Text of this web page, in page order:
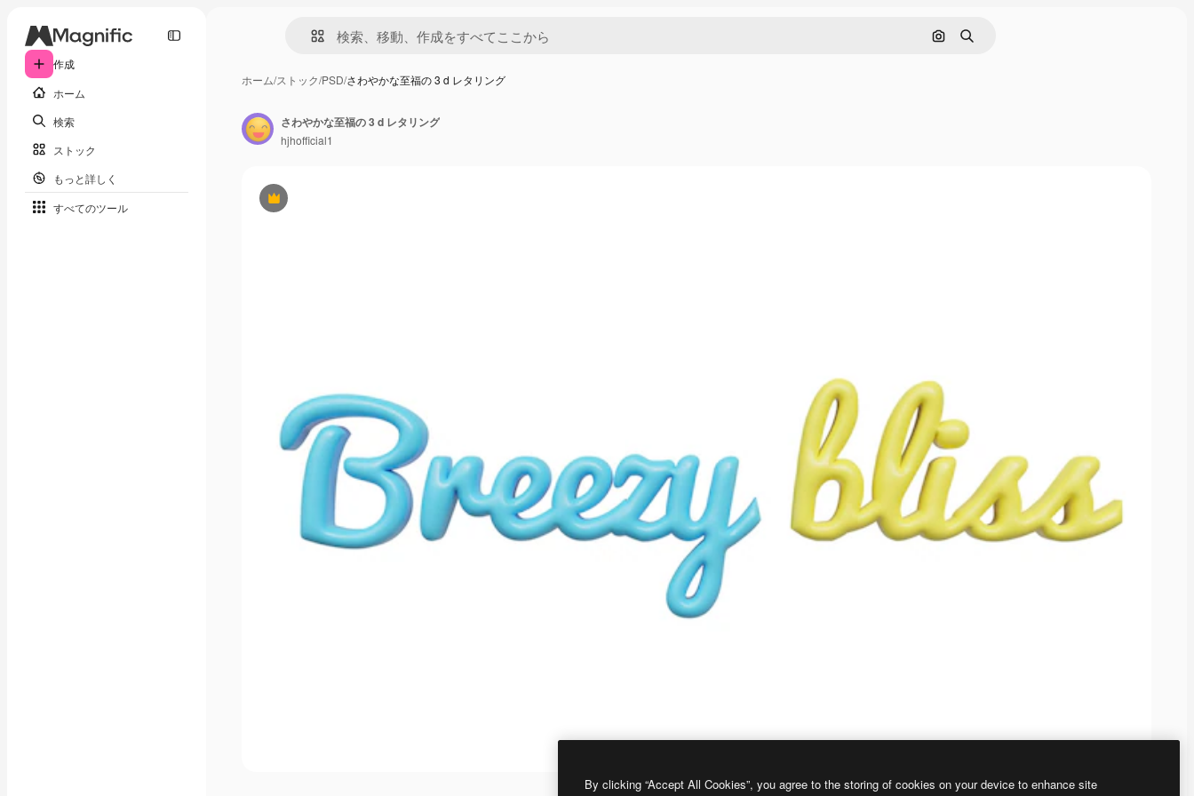
作成
ホーム
検索
ストック
もっと詳しく
すべてのツール
画像で検索
検索
ホーム/ストック/PSD/さわやかな至福の 3 d レタリング
Premium
さわやかな至福の 3 d レタリング
hjhofficial1
By clicking “Accept All Cookies”, you agree to the storing of cookies on your device to enhance site